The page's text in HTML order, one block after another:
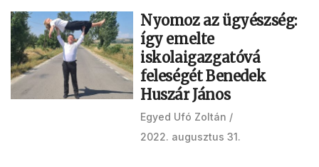
Nyomoz az ügyészség:
így emelte
iskolaigazgatóvá
feleségét Benedek
Huszár János
Egyed Ufó Zoltán
2022. augusztus 31.